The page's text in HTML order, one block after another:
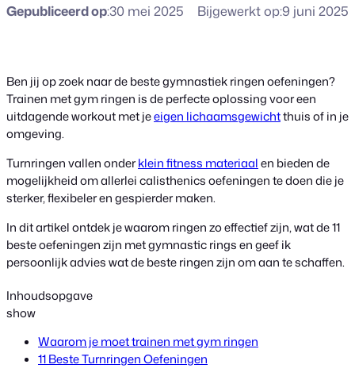
Gepubliceerd op:30 mei 2025 Bijgewerkt op:9 juni 2025
Ben jij op zoek naar de beste gymnastiek ringen oefeningen?
Trainen met gym ringen is de perfecte oplossing voor een
uitdagende workout met jeeigen lichaamsgewichtthuis of in je
omgeving.
Turnringen vallen onderklein fitness materiaalen bieden de
mogelijkheid om allerlei calisthenics oefeningen te doen die je
sterker, flexibeler en gespierder maken.
In dit artikel ontdek je waarom ringen zo effectief zijn, wat de 11
beste oefeningen zijn met gymnastic rings en geef ik
persoonlijk advies wat de beste ringen zijn om aan te schaffen.
Inhoudsopgave
show
Waarom je moet trainen met gym ringen
11 Beste Turnringen Oefeningen